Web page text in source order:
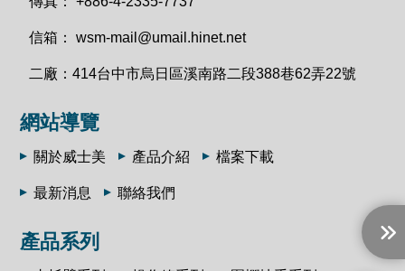
信箱：wsm-mail@umail.hinet.net
二廠：414台中市烏日區溪南路二段388巷62弄22號
網站導覽
關於威士美 產品介紹 檔案下載
最新消息 聯絡我們
產品系列